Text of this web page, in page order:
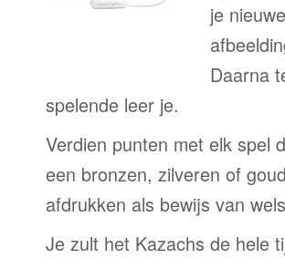
je
Daarna
spelende leer je.
Verdien punten met elk spel
een bronzen, zilveren of
afdrukken als bewijs van
Je zult het Kazachs de hele